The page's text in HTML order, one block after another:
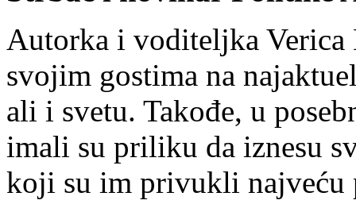
Autorka i voditeljka Verica
svojim gostima na
ali i svetu. Takođe, u
imali su priliku da iznesu
koji su im privukli najveću